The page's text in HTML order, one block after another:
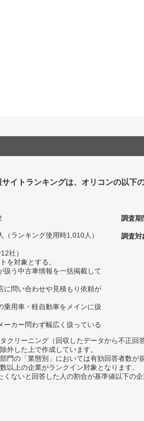
イトランキングは、オリコンの以下
（ランキング使用時1,010人）
社）
を対象とする。
扱う中古車情報を一括掲載して
に問い合わせや見積もり依頼が
乗用車・軽自動車をメインに扱
ーカー問わず幅広く扱っている
調査期
調査対
リーニング（回収したデータから不正回
した上で作成しています。
門の「業態別」においては有効回答者数が
以上の企業がランクイン対象となります。
ないと回答した人の割合が基準値以下の企